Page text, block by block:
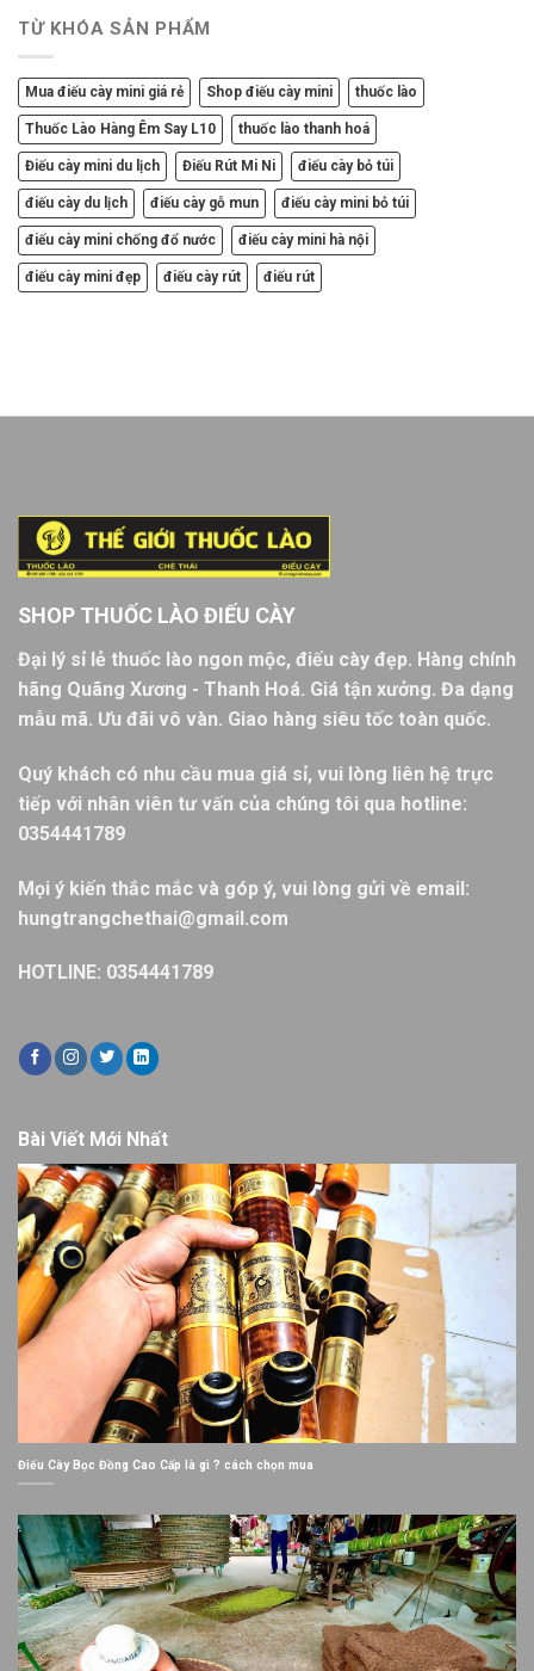
TỪ KHÓA SẢN PHẨM
Mua điếu cày mini giá rẻ Shop điếu cày mini thuốc lào
Thuốc Lào Hàng Êm Say L10 thuốc lào thanh hoá
Điếu cày mini du lịch Điếu Rút Mi Ni điếu cày bỏ túi
điếu cày du lịch điếu cày gỗ mun điếu cày mini bỏ túi
điếu cày mini chống đổ nước điếu cày mini hà nội
điếu cày mini đẹp điếu cày rút điếu rút
SHOP THUỐC LÀO ĐIẾU CÀY
Đại lý sỉ lẻ thuốc lào ngon mộc, điếu cày đẹp. Hàng chính
hãng Quãng Xương - Thanh Hoá. Giá tận xưởng. Đa dạng
mẫu mã. Ưu đãi vô vàn. Giao hàng siêu tốc toàn quốc.
Quý khách có nhu cầu mua giá sỉ, vui lòng liên hệ trực
tiếp với nhân viên tư vấn của chúng tôi qua hotline:
0354441789
Mọi ý kiến thắc mắc và góp ý, vui lòng gửi về email:
hungtrangchethai@gmail.com
HOTLINE: 0354441789
Bài Viết Mới Nhất
Điếu Cày Bọc Đồng Cao Cấp là gì ? cách chọn mua